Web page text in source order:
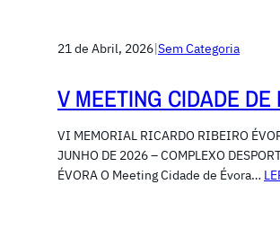
21 de Abril, 2026|Sem Categoria
V MEETING CIDADE DE
VI MEMORIAL RICARDO RIBEIRO
JUNHO DE 2026 – COMPLEXO
ÉVORA O Meeting Cidade de Évora…